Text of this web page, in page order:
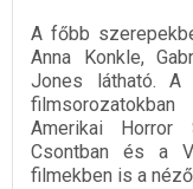
A főbb
Anna Konkle,
Jones látható. A
Amerikai
Csontban és a
filmekben is a